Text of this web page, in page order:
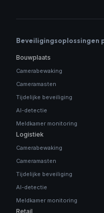
Beveiligingsoplossingen
Bouwplaats
Camerabewaking
Cameramasten
Tijdelijke beveiliging
AI-detectie
Meldkamer monitoring
Logistiek
Camerabewaking
Cameramasten
Tijdelijke beveiliging
AI-detectie
Meldkamer monitoring
Retail